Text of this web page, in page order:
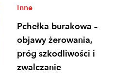
Inne
Pchełka burakowa –
objawy żerowania,
próg szkodliwości i
zwalczanie